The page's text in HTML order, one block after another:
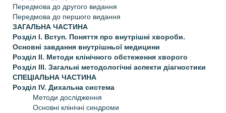
Передмова до другого видання
Передмова до першого видання
ЗАГАЛЬНА ЧАСТИНА
Розділ І. Вступ. Поняття про внутрішні хвороби.
Основні завдання внутрішньої медицини
Розділ II. Методи клінічного обстеження хворого
Розділ III. Загальні методологічні аспекти діагностики
СПЕЦІАЛЬНА ЧАСТИНА
Розділ IV. Дихальна система
Методи дослідження
Основні клінічні синдроми